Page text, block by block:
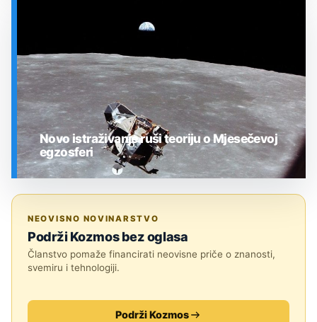
Novo istraživanje ruši teoriju o Mjesečevoj
egzosferi
NEOVISNO NOVINARSTVO
Podrži Kozmos bez oglasa
Članstvo pomaže financirati neovisne priče o znanosti,
svemiru i tehnologiji.
Podrži Kozmos